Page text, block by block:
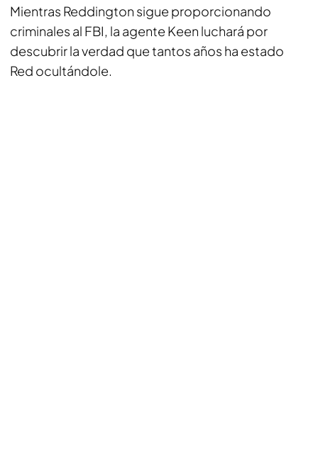
Mientras Reddington sigue proporcionando
criminales al FBI, la agente Keen luchará por
descubrir la verdad que tantos años ha estado
Red ocultándole.